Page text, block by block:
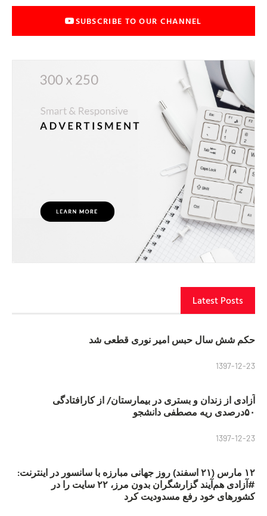
SUBSCRIBE TO OUR CHANNEL
Latest Posts
حکم شش سال حبس امیر نوری قطعی شد
1397-12-23
آزادی از زندان و بستری در بیمارستان/ از کارافتادگی
۵۰درصدی ریه مصطفی دانشجو
1397-12-23
۱۲ مارس (۲۱ اسفند) روز جهانی مبارزه با سانسور در اینترنت:
#آزادی هم‌آیند گزارشگران‌ بدون مرز، ۲۲ سایت را در
کشورهای خود رفع مسدودیت کرد